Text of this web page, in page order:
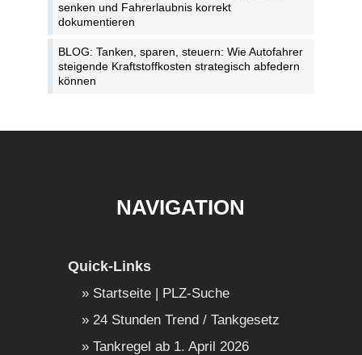
senken und Fahrerlaubnis korrekt
dokumentieren
BLOG: Tanken, sparen, steuern: Wie Autofahrer
steigende Kraftstoffkosten strategisch abfedern
können
NAVIGATION
Quick-Links
Startseite | PLZ-Suche
24 Stunden Trend / Tankgesetz
Tankregel ab 1. April 2026